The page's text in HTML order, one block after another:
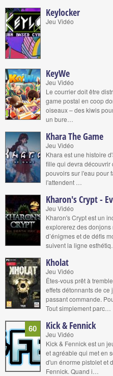
Keylocker
Jeu Vidéo
KeyWe
Jeu Vidéo
Le courrier doit être
game postal en coop
oiseaux – des kiwis
un bure…
Khara The Game
Jeu Vidéo
Khara est une histoire
fille qui devra découvrir
pouvoirs sur l'eau pour
l'attendent …
Kharon's Crypt -
Jeu Vidéo
Kharon's Crypt est un
explorerez des
d’énigmes et de défis
suivent la ligne esthétiq…
Kholat
Jeu Vidéo
Êtes-vous prêt à
effets détonnants de ce
passant commande.
Tout simplement parc…
60 Kick & Fennick
Jeu Vidéo
Kick & Fennick est un
et agréable qui met en
d'un énorme pistolet et
Fennick. Quand i…